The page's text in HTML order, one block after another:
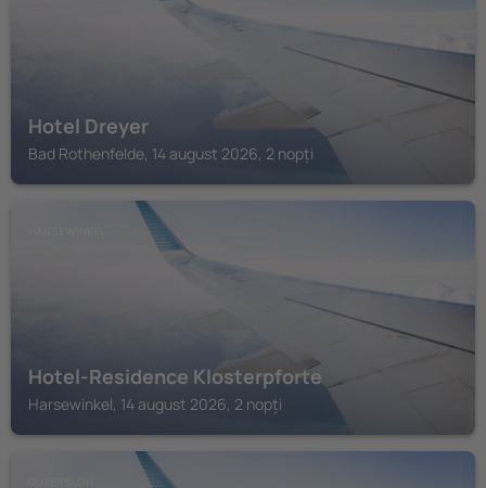
Hotel Dreyer
Bad Rothenfelde, 14 august 2026, 2 nopți
Hotel-Residence Klosterpforte
Harsewinkel, 14 august 2026, 2 nopți